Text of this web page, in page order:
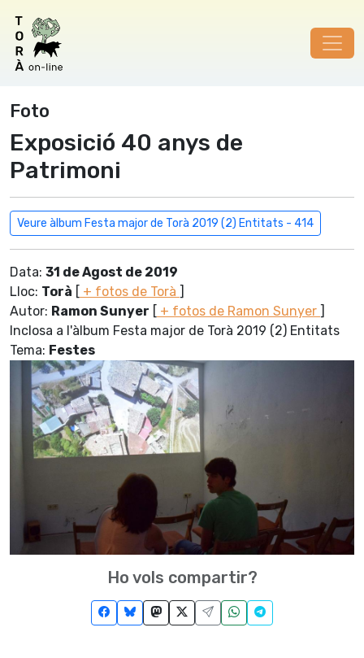
Foto
Exposició 40 anys de
Patrimoni
Veure àlbum Festa major de Torà 2019 (2) Entitats - 414
Data: 31 de Agost de 2019
Lloc: Torà [ + fotos de Torà ]
Autor: Ramon Sunyer [ + fotos de Ramon Sunyer ]
Inclosa a l'àlbum Festa major de Torà 2019 (2) Entitats
Tema: Festes
Ho vols compartir?